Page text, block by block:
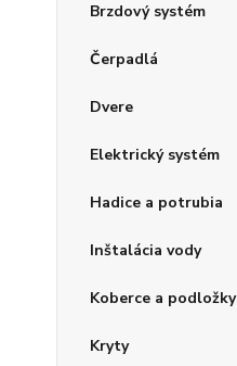
Brzdový systém
Čerpadlá
Dvere
Elektrický systém
Hadice a potrubia
Inštalácia vody
Koberce a podložky
Kryty